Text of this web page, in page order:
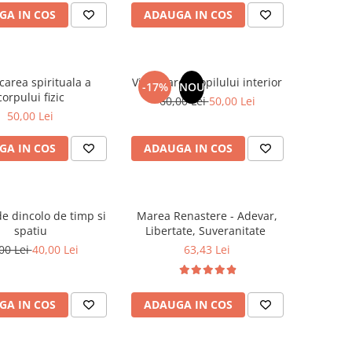
IN COS ADAUGA IN COS
spirituala a
fizic
50,00 Lei
IN COS
-17% NOU
Vindecarea copilului interior
60,00 Lei50,00 Lei
ADAUGA IN COS
dincolo de timp si
spatiu
Lei40,00 Lei
IN COS
Marea Renastere - Adevar,
Libertate, Suveranitate
63,43 Lei
ADAUGA IN COS